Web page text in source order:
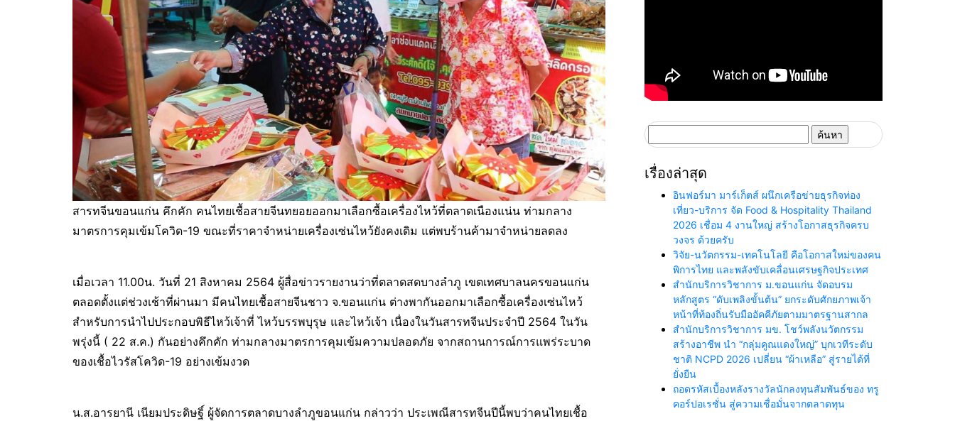
สารทจีนขอนแก่น คึกคัก คนไทยเชื้อสายจีนทยอยออกมาเลือกซื้อเครื่องไหว้ที่ตลาดเนืองแน่น ท่ามกลาง
มาตรการคุมเข้มโควิด-19 ขณะที่ราคาจำหน่ายเครื่องเซ่นไหว้ยังคงเดิม แต่พบร้านค้ามาจำหน่ายลดลง
เมื่อเวลา 11.00น. วันที่ 21 สิงหาคม 2564 ผู้สื่อข่าวรายงานว่าที่ตลาดสดบางลำภู เขตเทศบาลนครขอนแก่น
ตลอดตั้งแต่ช่วงเช้าที่ผ่านมา มีคนไทยเชื้อสายจีนชาว จ.ขอนแก่น ต่างพากันออกมาเลือกซื้อเครื่องเซ่นไหว้
สำหรับการนำไปประกอบพิธีไหว้เจ้าที่ ไหว้บรรพบุรุษ และไหว้เจ้า เนื่องในวันสารทจีนประจำปี 2564 ในวัน
พรุ่งนี้ ( 22 ส.ค.) กันอย่างคึกคัก ท่ามกลางมาตรการคุมเข้มความปลอดภัย จากสถานการณ์การแพร่ระบาด
ของเชื้อไวรัสโควิด-19 อย่างเข้มงวด
น.ส.อารยานี เนียมประดิษฐิ์ ผู้จัดการตลาดบางลำภูขอนแก่น กล่าวว่า ประเพณีสารทจีนปีนี้พบว่าคนไทยเชื้อ
สำหรับ:
เรื่องล่าสุด
อินฟอร์มา มาร์เก็ตส์ ผนึกเครือข่ายธุรกิจท่อง
เที่ยว-บริการ จัด Food & Hospitality Thailand
2026 เชื่อม 4 งานใหญ่ สร้างโอกาสธุรกิจครบ
วงจร ด้วยครับ
วิจัย-นวัตกรรม-เทคโนโลยี คือโอกาสใหม่ของคน
พิการไทย และพลังขับเคลื่อนเศรษฐกิจประเทศ
สำนักบริการวิชาการ ม.ขอนแก่น จัดอบรม
หลักสูตร “ดับเพลิงขั้นต้น” ยกระดับศักยภาพเจ้า
หน้าที่ท้องถิ่นรับมืออัคคีภัยตามมาตรฐานสากล
สำนักบริการวิชาการ มข. โชว์พลังนวัตกรรม
สร้างอาชีพ นำ “กลุ่มคูณแดงใหญ่” บุกเวทีระดับ
ชาติ NCPD 2026 เปลี่ยน “ผ้าเหลือ” สู่รายได้ที่
ยั่งยืน
ถอดรหัสเบื้องหลังรางวัลนักลงทุนสัมพันธ์ของ ทรู
คอร์ปอเรชั่น สู่ความเชื่อมั่นจากตลาดทุน